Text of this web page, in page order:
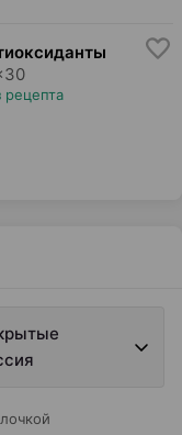
30
рецепта